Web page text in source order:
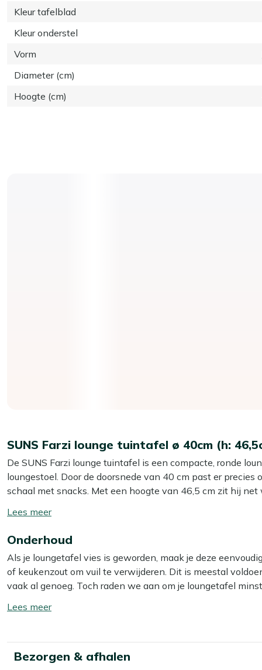
Kleur tafelblad
Kleur onderstel
Vorm
Diameter (cm)
Hoogte (cm)
SUNS Farzi lounge tuintafel ø 40cm (h:
De SUNS Farzi lounge tuintafel is een compacte, ronde
loungestoel. Door de doorsnede van 40 cm past er
schaal met snacks. Met een hoogte van 46,5 cm zit hij
Teakhout is sterk en geschikt voor buiten; je kunt het
Eigenschappen
Volledig teakhout:Sterke houten tafel die gewoon
Compact formaat (ø 40 cm):
Loungetafel: Lager dan een eettafel, precies goed
Toon/verberg
meer
Onderhoud
Als je loungetafel vies is geworden, maak je deze
of keukenzout om vuil te verwijderen. Dit is meestal
vaak al genoeg. Toch raden we aan om je loungetafel
Extra bescherming
Toon/verberg
Bezorgen & afhalen